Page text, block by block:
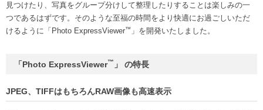
見つけたり、写真をグループ分けして整理したりすることは楽しみの一
つであるはずです。そのような至福の時間をより快適にお過ごしいただ
けるように「Photo ExpressViewer™ 」を開発いたしました。
「Photo ExpressViewer™ 」 の特長
JPEG、TIFFはもちろんRAW画像も高速表示